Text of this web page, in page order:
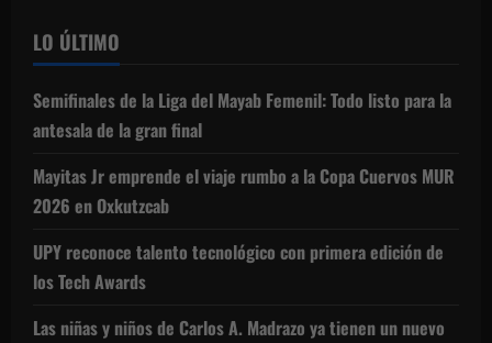
LO ÚLTIMO
Semifinales de la Liga del Mayab Femenil: Todo listo para la
antesala de la gran final
Mayitas Jr emprende el viaje rumbo a la Copa Cuervos MUR
2026 en Oxkutzcab
UPY reconoce talento tecnológico con primera edición de
los Tech Awards
Las niñas y niños de Carlos A. Madrazo ya tienen un nuevo